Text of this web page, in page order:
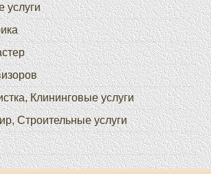
услуги
Клининговые услуги
Строительные услуги